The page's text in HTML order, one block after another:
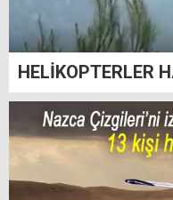
HELİKOPTERLER